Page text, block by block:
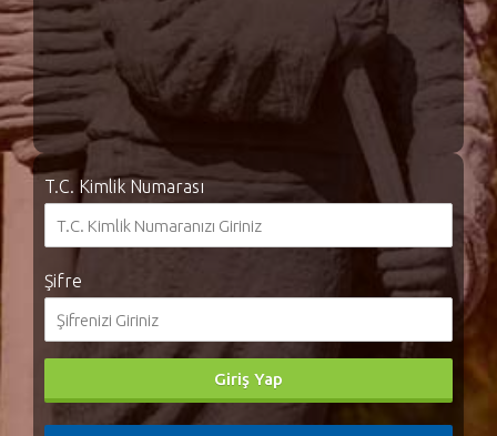
T.C. Kimlik Numarası
Şifre